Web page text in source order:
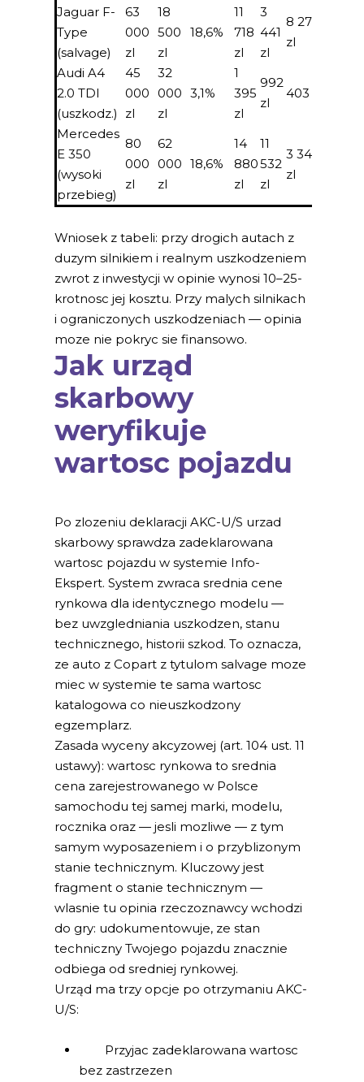
Jaguar F-
Type
(salvage)
63
000
zl
18
500
zl
18,6%
11
718
zl
3
441
zl
8 277
zl
Audi A4
2.0 TDI
(uszkodz.)
45
000
zl
32
000
zl
3,1%
1
395
zl
992
zl
403 zl
Mercedes
E 350
(wysoki
przebieg)
80
000
zl
62
000
zl
18,6%
14
880
zl
11
532
zl
3 348
zl
Wniosek z tabeli: przy drogich autach z
duzym silnikiem i realnym uszkodzeniem
zwrot z inwestycji w opinie wynosi 10–25-
krotnosc jej kosztu. Przy malych silnikach
i ograniczonych uszkodzeniach — opinia
moze nie pokryc sie finansowo.
Jak urząd
skarbowy
weryfikuje
wartosc pojazdu
Po zlozeniu deklaracji AKC-U/S urzad
skarbowy sprawdza zadeklarowana
wartosc pojazdu w systemie Info-
Ekspert. System zwraca srednia cene
rynkowa dla identycznego modelu —
bez uwzgledniania uszkodzen, stanu
technicznego, historii szkod. To oznacza,
ze auto z Copart z tytulom salvage moze
miec w systemie te sama wartosc
katalogowa co nieuszkodzony
egzemplarz.
Zasada wyceny akcyzowej (art. 104 ust. 11
ustawy): wartosc rynkowa to srednia
cena zarejestrowanego w Polsce
samochodu tej samej marki, modelu,
rocznika oraz — jesli mozliwe — z tym
samym wyposazeniem i o przyblizonym
stanie technicznym. Kluczowy jest
fragment o stanie technicznym —
wlasnie tu opinia rzeczoznawcy wchodzi
do gry: udokumentowuje, ze stan
techniczny Twojego pojazdu znacznie
odbiega od sredniej rynkowej.
Urząd ma trzy opcje po otrzymaniu AKC-
U/S:
Przyjac zadeklarowana wartosc
bez zastrzezen